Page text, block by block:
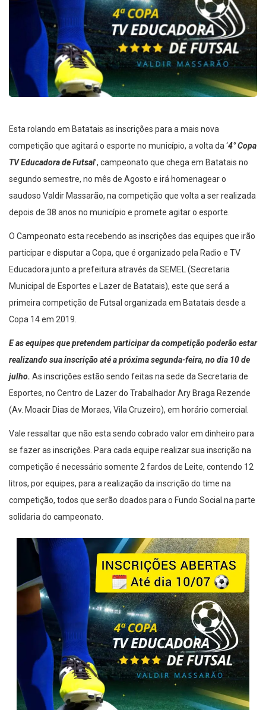
Esta rolando em Batatais as inscrições para a mais nova
competição que agitará o esporte no município, a volta da ‘ 4° Copa
TV Educadora de Futsal ’, campeonato que chega em Batatais no
segundo semestre, no mês de Agosto e irá homenagear o
saudoso Valdir Massarão, na competição que volta a ser realizada
depois de 38 anos no município e promete agitar o esporte.
O Campeonato esta recebendo as inscrições das equipes que irão
participar e disputar a Copa, que é organizado pela Radio e TV
Educadora junto a prefeitura através da SEMEL (Secretaria
Municipal de Esportes e Lazer de Batatais), este que será a
primeira competição de Futsal organizada em Batatais desde a
Copa 14 em 2019.
E as equipes que pretendem participar da competição poderão estar
realizando sua inscrição até a próxima segunda-feira, no dia 10 de
julho. As inscrições estão sendo feitas na sede da Secretaria de
Esportes, no Centro de Lazer do Trabalhador Ary Braga Rezende
(Av. Moacir Dias de Moraes, Vila Cruzeiro), em horário comercial.
Vale ressaltar que não esta sendo cobrado valor em dinheiro para
se fazer as inscrições. Para cada equipe realizar sua inscrição na
competição é necessário somente 2 fardos de Leite, contendo 12
litros, por equipes, para a realização da inscrição do time na
competição, todos que serão doados para o Fundo Social na parte
solidaria do campeonato.